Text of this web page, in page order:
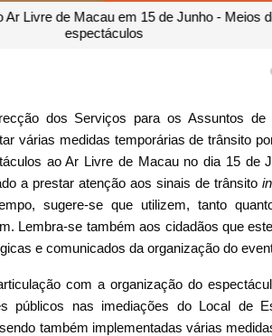
no Local de Espectáculos ao Ar Livre de
dos Serviços para os Assuntos
várias medidas temporárias de trânsito
ao Ar Livre de Macau no dia 15 de
a prestar atenção aos sinais de trânsito
sugere-se que utilizem, tanto
Lembra-se também aos cidadãos que
e comunicados da organização do
com a organização do
públicos nas imediações do Local de
também implementadas várias